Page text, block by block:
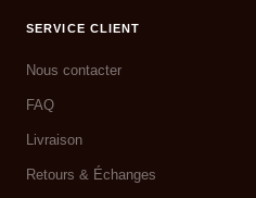
SERVICE CLIENT
Nous contacter
FAQ
Livraison
Retours & Échanges